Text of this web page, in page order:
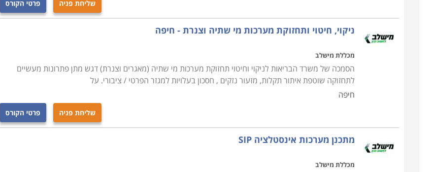
מגוון הפתרונות והשירותים הניתנים ללקוח הפרטי או המוסדי. בין אלו תוכלו למצוא למשל הכשרת מפעילי דודי קיטור
והסקה, התקנת משאבות ומערכות שאיבה, ניקוי, חיטוי ותחזוקת מערכות מי שתיה וצנרת, אחזקת רשתות ביוב, התקנת
מערכת מים אפורים למחזור, ודוגמי מי ביוב שפכים וקולחין. רובם של מסלולים אלו הם בהשגחת משרד הבריאות,
קורס אינסטלציה ניתן ללמוד במספר מכללות ברחבי הארץ שרובן מתמחות בקורסים בתחום המקצועי. ניתן למצוא לימודי
שרברבות בתל אביב, בירושלים, קורס אינסטלציה בבאר שבע, חיפה ובערים גדולות נוספות.
שליחת פניה פרטי הקורס
ניקוי, חיטוי ותחזוקת מערכות מי שתיה וצנרת - חיפה
מכללת מישלב
הסמכה של משרד הבריאות לניקוי וחיטוי תחזוקת מערכות מי שתיה (מאגרים וצנרת) דגש מתן פתרונות מעשיים
לתחזוקה שוטפת איתור תקלות, מזעור נזקים , חסכון בעלויות למגזר הפרטי / ציבורי. על
חיפה
שליחת פניה פרטי הקורס
מתכנן מערכות אינסטלציה SIP
מכללת מישלב